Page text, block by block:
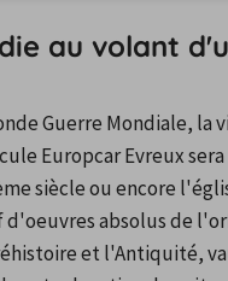
au volant
Guerre Mondiale, la
Europcar Evreux
siècle ou encore
absolus de
et l'Antiquité,